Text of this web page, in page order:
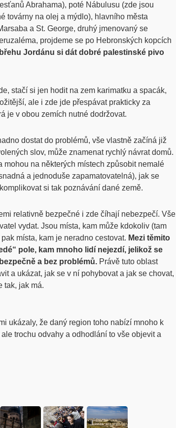
Abrahama), poté Nábulusu (zde jsou
továrny na olej a mýdlo), hlavního města
a St. George, druhý jmenovaný se
projdeme se po Hebronských kopcích
Jordánu si dát dobré palestinské pivo
stačí si jen hodit na zem karimatku a spacák,
ale i zde jde přespávat prakticky za
je v obou zemích nutné dodržovat.
dostat do problémů, vše vlastně začíná již
slov, může znamenat rychlý návrat domů.
mohou na některých místech způsobit nemalé
a jednoduše zapamatovatelná), jak se
si tak poznávání dané země.
relativně bezpečné i zde číhají nebezpečí. Vše
vydat. Jsou místa, kam může kdokoliv (tam
místa, kam je neradno cestovat. Mezi těmito
pole, kam mnoho lidí nejezdí, jelikož se
a bez problémů. Právě tuto oblast
a ukázat, jak se v ní pohybovat a jak se chovat,
tak, jak má.
ukázaly, že daný region toho nabízí mnoho k
trochu odvahy a odhodlání to vše objevit a